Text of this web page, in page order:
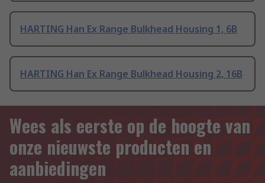
HARTING Han Ex Range Bulkhead Housing 1, 6B
HARTING Han Ex Range Bulkhead Housing 2, 16B
Wees als eerste op de hoogte van
onze nieuwste producten en
aanbiedingen